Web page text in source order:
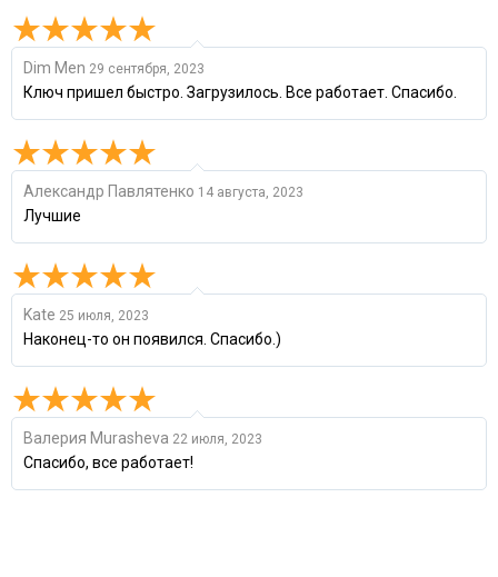
Dim Men 29 сентября, 2023
Ключ пришел быстро. Загрузилось. Все работает. Спасибо.
Александр Павлятенко 14 августа, 2023
Лучшие
Kate 25 июля, 2023
Наконец-то он появился. Спасибо.)
Валерия Murasheva 22 июля, 2023
Спасибо, все работает!